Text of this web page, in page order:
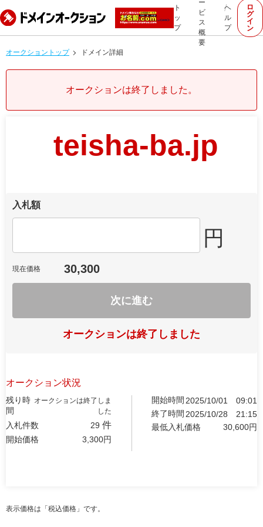
ト
ッ
プ
ー
ビ
ス
概
要
ヘ
ル
プ
ロ
グ
イ
ン
オークショントップ ドメイン詳細
オークションは終了しました。
teisha-ba.jp
入札額
円
現在価格 30,300
次に進む
オークションは終了しました
オークション状況
残り時
間
オークションは終了しま
した
入札件数 29 件
開始価格 3,300円
開始時間 2025/10/01
09:01
終了時間 2025/10/28
21:15
最低入札価格
30,600円
表示価格は「税込価格」です。